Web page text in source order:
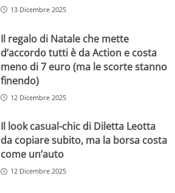
13 Dicembre 2025
Il regalo di Natale che mette
d’accordo tutti è da Action e costa
meno di 7 euro (ma le scorte stanno
finendo)
12 Dicembre 2025
Il look casual-chic di Diletta Leotta
da copiare subito, ma la borsa costa
come un’auto
12 Dicembre 2025